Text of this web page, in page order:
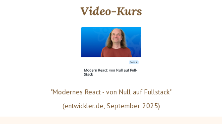
Video-Kurs
"Modernes React - von Null auf Fullstack"
(entwickler.de, September 2025)